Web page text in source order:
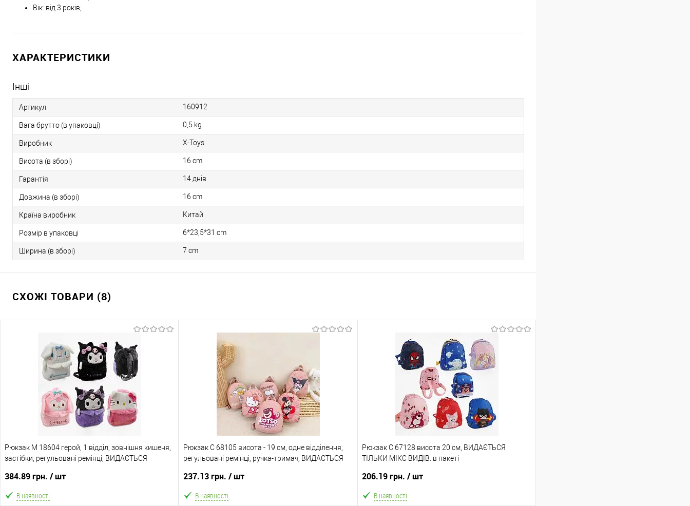
Вік: від 3 років;
ХАРАКТЕРИСТИКИ
Інші
Артикул 160912
Вага брутто (в упаковці) 0,5 kg
Виробник X-Toys
Висота (в зборі) 16 cm
Гарантія 14 днів
Довжина (в зборі) 16 cm
Країна виробник Китай
Розмір в упаковці 6*23,5*31 cm
Ширина (в зборі) 7 cm
СХОЖІ ТОВАРИ (8)
Рюкзак M 18604 герой, 1 відділ, зовнішня кишеня,
застібки, регульовані ремінці, ВИДАЄТЬСЯ
384.89 грн. / шт
В наявності
Рюкзак C 68105 висота - 19 см, одне відділення,
регульовані ремінці, ручка-тримач, ВИДАЄТЬСЯ
237.13 грн. / шт
В наявності
Рюкзак C 67128 висота 20 см, ВИДАЄТЬСЯ
ТІЛЬКИ МІКС ВИДІВ. в пакеті
206.19 грн. / шт
В наявності